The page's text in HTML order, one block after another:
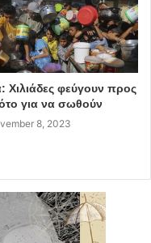
Χιλιάδες φεύγουν προς
για να σωθούν
8, 2023